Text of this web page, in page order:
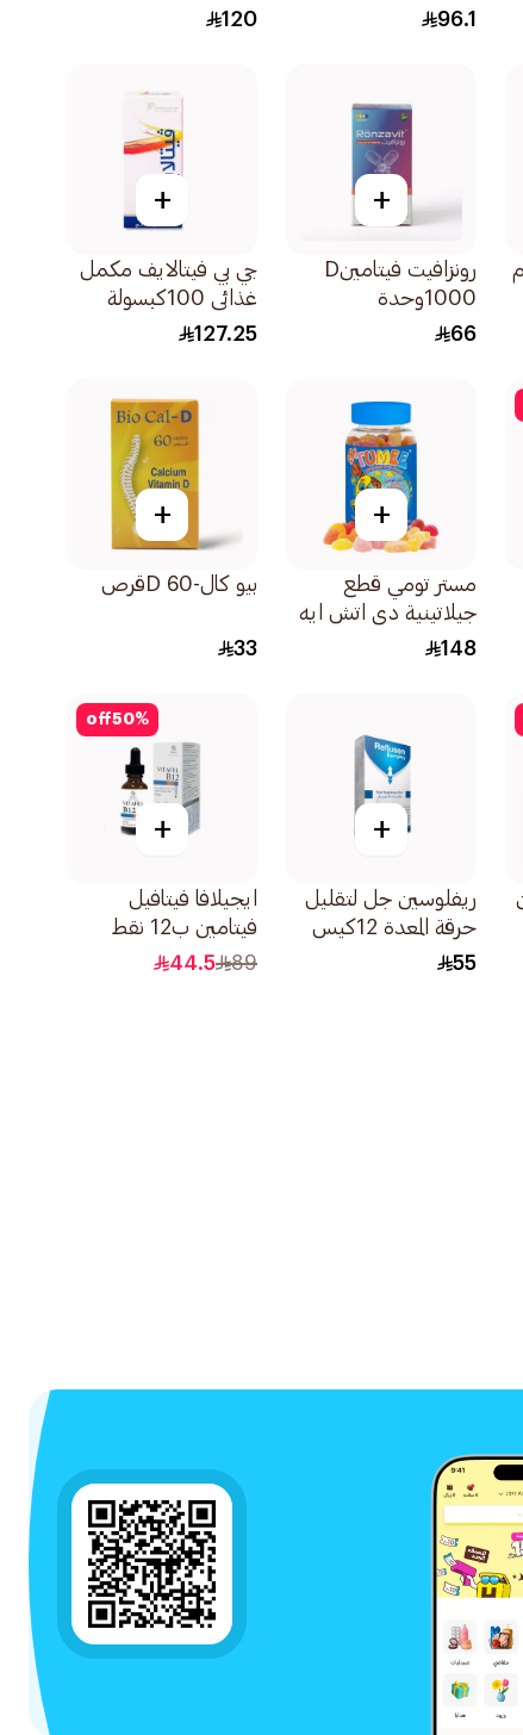
3030كبسولة
96.1
للكبار 60قطعة
120
+
رونزافيت فيتامينD
1000وحدة
120كبسولة
66
+
جي بي فيتالايف مكمل
غذائي 100كبسولة
127.25
+
مستر تومي قطع
جيلاتينية دي اتش ايه
148
+
بيو كال-D 60قرص
33
+
ريفلوسين جل لتقليل
حرقة المعدة 12كيس
55
50%
off
+
ايجيلافا فيتافيل
فيتامين ب12 نقط
فموية 30مل
89
44.5